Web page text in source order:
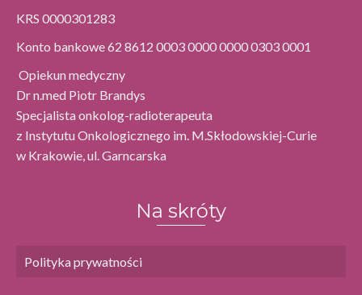
KRS 0000301283
Konto bankowe 62 8612 0003 0000 0000 0303 0001
Opiekun medyczny
Dr n.med Piotr Brandys
Specjalista onkolog-radioterapeuta
z Instytutu Onkologicznego im. M.Skłodowskiej-Curie
w Krakowie, ul. Garncarska
Na skróty
Polityka prywatności